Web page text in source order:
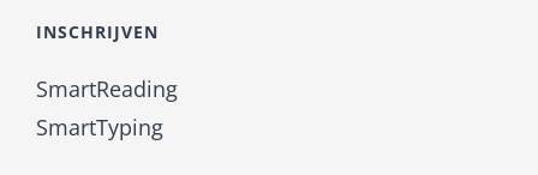
INSCHRIJVEN
SmartReading
SmartTyping